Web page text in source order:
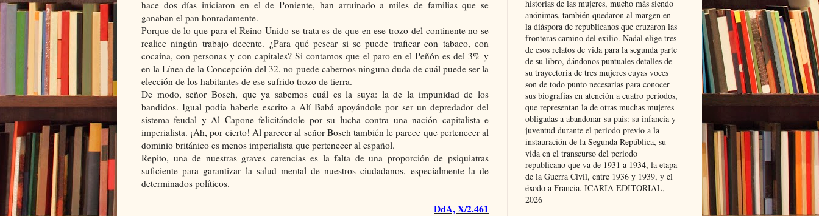
hace dos días iniciaron en el de Poniente, han arruinado a miles de familias que se
ganaban el pan honradamente.
Porque de lo que para el Reino Unido se trata es de que en ese trozo del continente no se
realice ningún trabajo decente. ¿Para qué pescar si se puede traficar con tabaco, con
cocaína, con personas y con capitales? Si contamos que el paro en el Peñón es del 3% y
en la Línea de la Concepción del 32, no puede cabernos ninguna duda de cuál puede ser la
elección de los habitantes de ese sufrido trozo de tierra.
De modo, señor Bosch, que ya sabemos cuál es la suya: la de la impunidad de los
bandidos. Igual podía haberle escrito a Alí Babá apoyándole por ser un depredador del
sistema feudal y Al Capone felicitándole por su lucha contra una nación capitalista e
imperialista. ¡Ah, por cierto! Al parecer al señor Bosch también le parece que pertenecer al
dominio británico es menos imperialista que pertenecer al español.
Repito, una de nuestras graves carencias es la falta de una proporción de psiquiatras
suficiente para garantizar la salud mental de nuestros ciudadanos, especialmente la de
determinados políticos.
DdA, X/2.461
historias de las mujeres, mucho más siendo
anónimas, también quedaron al margen en
la diáspora de republicanos que cruzaron las
fronteras camino del exilio. Nadal elige tres
de esos relatos de vida para la segunda parte
de su libro, dándonos puntuales detalles de
su trayectoria de tres mujeres cuyas voces
son de todo punto necesarias para conocer
sus biografías en atención a cuatro periodos,
que representan la de otras muchas mujeres
obligadas a abandonar su país: su infancia y
juventud durante el periodo previo a la
instauración de la Segunda República, su
vida en el transcurso del periodo
republicano que va de 1931 a 1934, la etapa
de la Guerra Civil, entre 1936 y 1939, y el
éxodo a Francia. ICARIA EDITORIAL,
2026